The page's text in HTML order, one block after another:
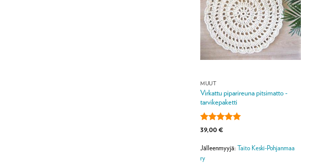
MUUT
Virkattu piparireuna pitsimatto -
tarvikepaketti
Arvostelu
/ 5
39,00€
Jälleenmyyjä:Taito Keski-Pohjanmaa
ry